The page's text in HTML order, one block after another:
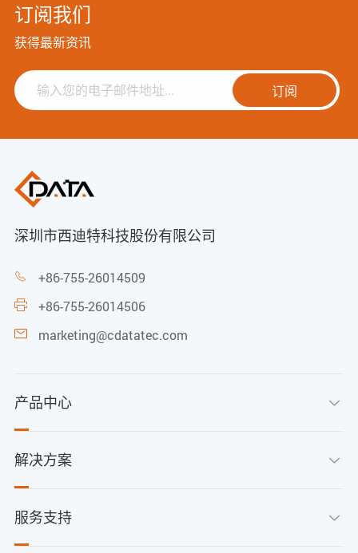
订阅我们
获得最新资讯
订阅
深圳市西迪特科技股份有限公司
 +86-755-26014509
 +86-755-26014506
 marketing@cdatatec.com
产品中心 
解决方案 
服务支持 